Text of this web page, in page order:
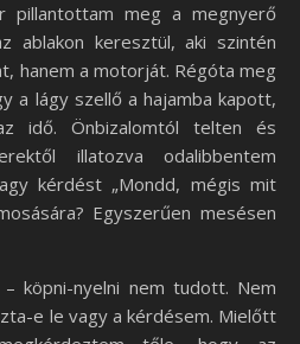
pillantottam meg a megnyerő
ablakon keresztül, aki szintén
hanem a motorját. Régóta meg
a lágy szellő a hajamba kapott,
idő. Önbizalomtól telten és
illatozva odalibbentem
kérdést „Mondd, mégis mit
Egyszerűen mesésen
köpni-nyelni nem tudott. Nem
e le vagy a kérdésem. Mielőtt